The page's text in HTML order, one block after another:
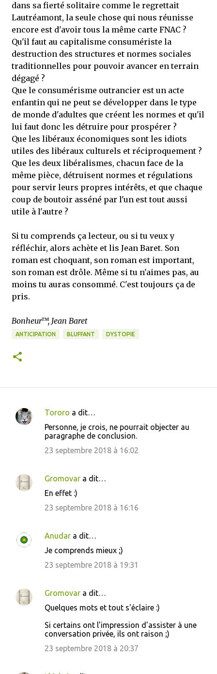
dans sa fierté solitaire comme le regrettait
Lautréamont, la seule chose qui nous réunisse
encore est d'avoir tous la même carte FNAC ?
Qu'il faut au capitalisme consumériste la
destruction des structures et normes sociales
traditionnelles pour pouvoir avancer en terrain
dégagé ?
Que le consumérisme outrancier est un acte
enfantin qui ne peut se développer dans le type
de monde d'adultes que créent les normes et qu'il
lui faut donc les détruire pour prospérer ?
Que les libéraux économiques sont les idiots
utiles des libéraux culturels et réciproquement ?
Que les deux libéralismes, chacun face de la
même pièce, détruisent normes et régulations
pour servir leurs propres intérêts, et que chaque
coup de boutoir asséné par l'un est tout aussi
utile à l'autre ?
Si tu comprends ça lecteur, ou si tu veux y
réfléchir, alors achète et lis Jean Baret. Son
roman est choquant, son roman est important,
son roman est drôle. Même si tu n'aimes pas, au
moins tu auras consommé. C'est toujours ça de
pris.
Bonheur™, Jean Baret
ANTICIPATION BLUFFANT DYSTOPIE
C
e
n
r
Tororo a dit…
Personne, je crois, ne pourrait objecter au
paragraphe de conclusion.
23 septembre 2018 à 16:02
Gromovar a dit…
En effet :)
23 septembre 2018 à 16:16
Anudar a dit…
Je comprends mieux ;)
23 septembre 2018 à 19:31
Gromovar a dit…
Quelques mots et tout s'éclaire :)
Si certains ont l'impression d'assister à une
conversation privée, ils ont raison ;)
23 septembre 2018 à 20:37